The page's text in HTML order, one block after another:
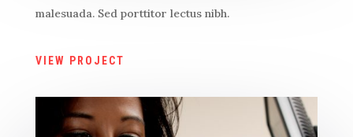
malesuada. Sed porttitor lectus nibh.
VIEW PROJECT